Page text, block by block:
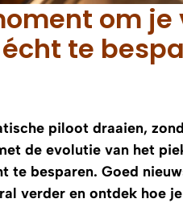
om
te
piloot draaien,
de evolutie van het
te besparen. Goed
verder en ontdek hoe